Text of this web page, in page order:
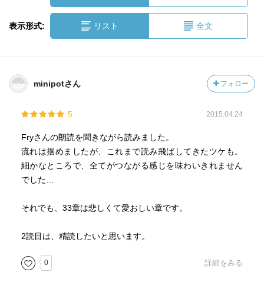
表示形式: リスト 全文
minipotさん フォロー
5 2015.04.24
Fryさんの朗読を聞きながら読みました。
流れは掴めましたが、これまで読み飛ばしてきたツケも。
細かなところで、全てがつながる感じを味わいきれません
でした…
それでも、33章は悲しくて愛おしい章です。
2読目は、精読したいと思います。
0 詳細をみる